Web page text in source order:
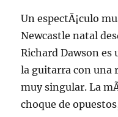
Un espectÃ¡culo
Newcastle natal
Richard Dawson
la guitarra con una
muy singular. La
choque de